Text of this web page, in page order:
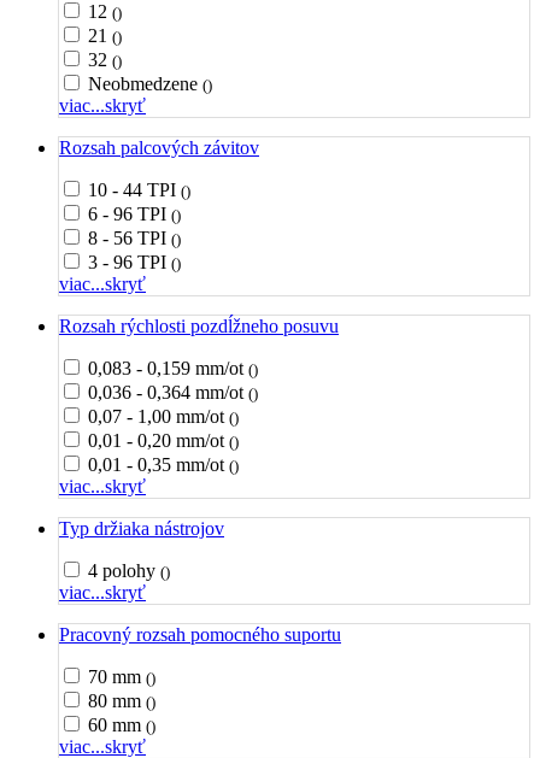
12 ()
21 ()
32 ()
Neobmedzene ()
viac...skryť
Rozsah palcových závitov
10 - 44 TPI ()
6 - 96 TPI ()
8 - 56 TPI ()
3 - 96 TPI ()
viac...skryť
Rozsah rýchlosti pozdĺžneho posuvu
0,083 - 0,159 mm/ot ()
0,036 - 0,364 mm/ot ()
0,07 - 1,00 mm/ot ()
0,01 - 0,20 mm/ot ()
0,01 - 0,35 mm/ot ()
viac...skryť
Typ držiaka nástrojov
4 polohy ()
viac...skryť
Pracovný rozsah pomocného suportu
70 mm ()
80 mm ()
60 mm ()
viac...skryť